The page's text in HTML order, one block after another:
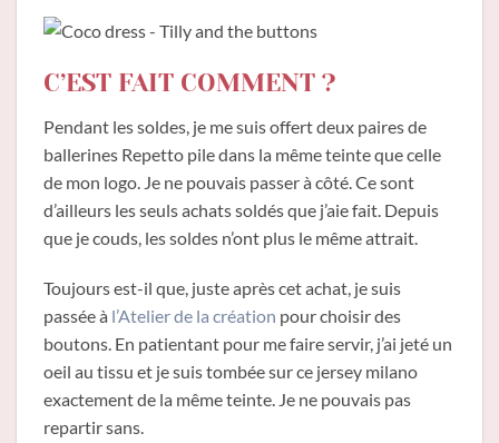
C’EST FAIT COMMENT ?
Pendant les soldes, je me suis offert deux paires de
ballerines Repetto pile dans la même teinte que celle
de mon logo. Je ne pouvais passer à côté. Ce sont
d’ailleurs les seuls achats soldés que j’aie fait. Depuis
que je couds, les soldes n’ont plus le même attrait.
Toujours est-il que, juste après cet achat, je suis
passée à l’Atelier de la création pour choisir des
boutons. En patientant pour me faire servir, j’ai jeté un
oeil au tissu et je suis tombée sur ce jersey milano
exactement de la même teinte. Je ne pouvais pas
repartir sans.